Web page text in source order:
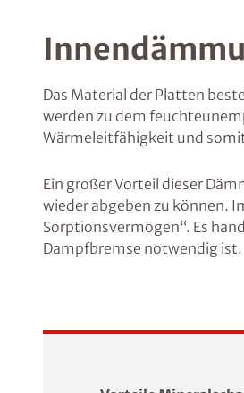
Das Material der Platten
werden zu dem
Wärmeleitfähigkeit und
Ein großer Vorteil dieser
wieder abgeben zu können.
Sorptionsvermögen“. Es
Dampfbremse notwendig ist.